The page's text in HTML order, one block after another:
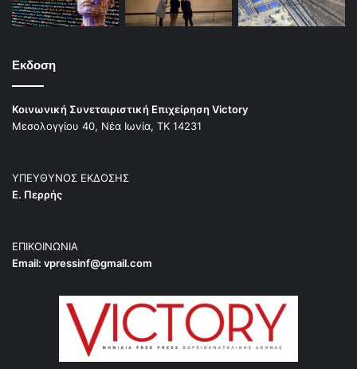
Εκδοση
Κοινωνική Συνεταιριστική Επιχείρηση Victory
Μεσολογγίου 40, Νέα Ιωνία, ΤΚ 14231
ΥΠΕΥΘΥΝΟΣ ΕΚΔΟΣΗΣ
Ε. Περρής
ΕΠΙΚΟΙΝΩΝΙΑ
Email: vpressinf@gmail.com